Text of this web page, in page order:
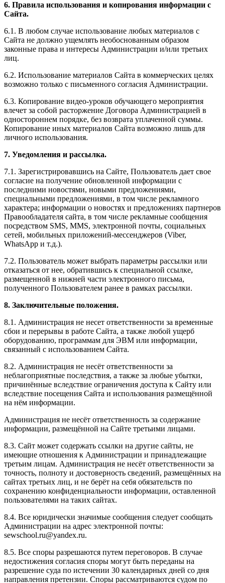
6. Правила использования и копирования информации с
Сайта.
6.1. В любом случае использование любых материалов с
Сайта не должно ущемлять необоснованным образом
законные права и интересы Администрации и/или третьих
лиц.
6.2. Использование материалов Сайта в коммерческих целях
возможно только с письменного согласия Администрации.
6.3. Копирование видео-уроков обучающего мероприятия
влечет за собой расторжение Договора Администрацией в
одностороннем порядке, без возврата уплаченной суммы.
Копирование иных материалов Сайта возможно лишь для
личного использования.
7. Уведомления и рассылка.
7.1. Зарегистрировавшись на Сайте, Пользователь дает свое
согласие на получение обновленной информации с
последними новостями, новыми предложениями,
специальными предложениями, в том числе рекламного
характера; информации о новостях и предложениях партнеров
Правообладателя сайта, в том числе рекламные сообщения
посредством SMS, MMS, электронной почты, социальных
сетей, мобильных приложений-мессенджеров (Viber,
WhatsApp и т.д.).
7.2. Пользователь может выбрать параметры рассылки или
отказаться от нее, обратившись к специальной ссылке,
размещенной в нижней части электронного письма,
полученного Пользователем ранее в рамках рассылки.
8. Заключительные положения.
8.1. Администрация не несет ответственности за временные
сбои и перерывы в работе Сайта, а также любой ущерб
оборудованию, программам для ЭВМ или информации,
связанный с использованием Сайта.
8.2. Администрация не несёт ответственности за
неблагоприятные последствия, а также за любые убытки,
причинённые вследствие ограничения доступа к Сайту или
вследствие посещения Сайта и использования размещённой
на нём информации.
Администрация не несёт ответственность за содержание
информации, размещённой на Сайте третьими лицами.
8.3. Сайт может содержать ссылки на другие сайты, не
имеющие отношения к Администрации и принадлежащие
третьим лицам. Администрация не несёт ответственности за
точность, полноту и достоверность сведений, размещённых на
сайтах третьих лиц, и не берёт на себя обязательств по
сохранению конфиденциальности информации, оставленной
пользователями на таких сайтах.
8.4. Все юридически значимые сообщения следует сообщать
Администрации на адрес электронной почты:
sewschool.ru@yandex.ru.
8.5. Все споры разрешаются путем переговоров. В случае
недостижения согласия споры могут быть переданы на
разрешение суда по истечении 30 календарных дней со дня
направления претензии. Споры рассматриваются судом по